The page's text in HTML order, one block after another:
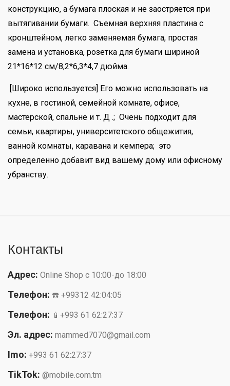
конструкцию, а бумага плоская и не заостряется при
вытягивании бумаги. Съемная верхняя пластина с
кронштейном, легко заменяемая бумага, простая
замена и установка, розетка для бумаги шириной
21*16*12 см/8,2*6,3*4,7 дюйма.
[Широко используется] Его можно использовать на
кухне, в гостиной, семейной комнате, офисе,
мастерской, спальне и т. Д .; Очень подходит для
семьи, квартиры, университетского общежития,
ванной комнаты, каравана и кемпера; это
определенно добавит вид вашему дому или офисному
убранству.
Контакты
Адрес: Online Shop с 10:00-до 18:00
Телефон: ☎️ +99312 42:04:05
Телефон: 📱+993 61 62:27:37
Эл. адрес: mammed7070@gmail.com
Imo: +993 61 62:27:37
TikTok: @mobile.com.tm